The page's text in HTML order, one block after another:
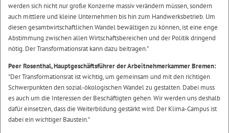
werden sich nicht nur große Konzerne massiv verändern müssen, sondern
auch mittlere und kleine Unternehmen bis hin zum Handwerksbetrieb. Um
diesen gesamtwirtschaftlichen Wandel bewältigen zu können, ist eine enge
Abstimmung zwischen allen Wirtschaftsbereichen und der Politik dringend
nötig. Der Transformationsrat kann dazu beitragen."
Peer Rosenthal, Hauptgeschäftsführer der Arbeitnehmerkammer Bremen:
"Der Transformationsrat ist wichtig, um gemeinsam und mit den richtigen
Schwerpunkten den sozial-ökologischen Wandel zu gestalten. Dabei muss
es auch um die Interessen der Beschäftigten gehen. Wir werden uns deshalb
dafür einsetzen, dass die Weiterbildung gestärkt wird. Der Klima-Campus ist
dabei ein wichtiger Baustein."